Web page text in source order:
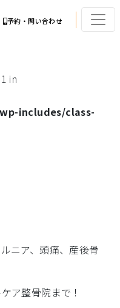
予約・問い合わせ
in
includes/class-
ニア、頭痛、産後骨
ア整骨院まで！